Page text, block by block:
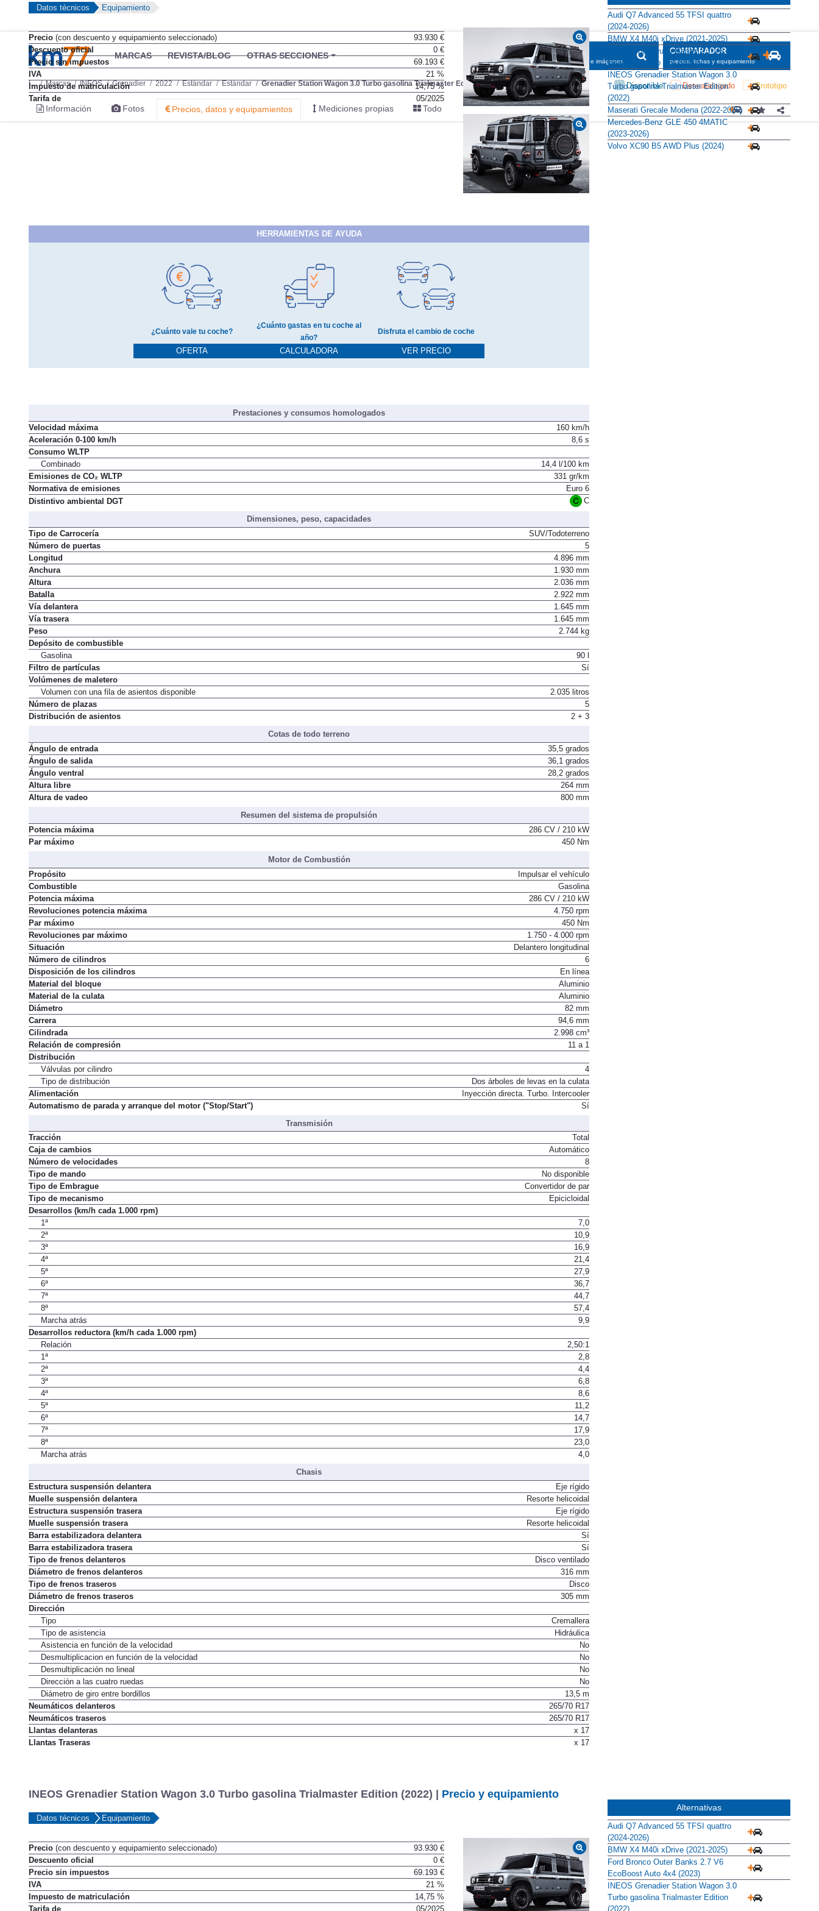
Precio(con descuento y equipamiento seleccionado)
93.930 €
Descuento oficial
0 €
Precio sin impuestos
69.193 €
IVA
21 %
Impuesto de matriculación
14,75 %
Tarifa de
05/2025
HERRAMIENTAS DE AYUDA
OFERTA
¿Cuánto gastas en tu coche al
año?
CALCULADORA VER PRECIO
Prestaciones y consumos homologados
Velocidad máxima
160 km/h
Aceleración 0-100 km/h
Consumo WLTP
Combinado
14,4 l/100 km
Emisiones de CO₂ WLTP
331 gr/km
Normativa de emisiones
Euro 6
Dimensiones, peso, capacidades
Tipo de Carrocería
SUV/Todoterreno
Número de puertas
5
Longitud
4.896 mm
Anchura
1.930 mm
Altura
2.036 mm
Batalla
2.922 mm
Vía delantera
1.645 mm
Vía trasera
1.645 mm
Peso
Depósito de combustible
Gasolina
90 l
Filtro de partículas
Volúmenes de maletero
Volumen con una fila de asientos disponible
2.035 litros
Número de plazas
5
Cotas de todo terreno
Ángulo de entrada
35,5 grados
Ángulo de salida
36,1 grados
Ángulo ventral
28,2 grados
Altura libre
264 mm
Resumen del sistema de propulsión
Potencia máxima
286 CV / 210 kW
Motor de Combustión
Propósito
Impulsar el vehículo
Combustible
Gasolina
Potencia máxima
286 CV / 210 kW
Revoluciones potencia máxima
4.750 rpm
Par máximo
450 Nm
Revoluciones par máximo
1.750 - 4.000 rpm
Situación
Delantero longitudinal
Número de cilindros
6
Disposición de los cilindros
En línea
Material del bloque
Aluminio
Material de la culata
Aluminio
Diámetro
82 mm
Carrera
94,6 mm
Cilindrada
2.998 cm³
Relación de compresión
Distribución
Válvulas por cilindro
4
Tipo de distribución
Dos árboles de levas en la culata
Alimentación
Inyección directa. Turbo. Intercooler
Transmisión
Tracción
Total
Caja de cambios
Automático
Número de velocidades
8
Tipo de mando
No disponible
Tipo de Embrague
Convertidor de par
Tipo de mecanismo
Desarrollos (km/h cada 1.000 rpm)
1ª
7,0
2ª
10,9
3ª
16,9
4ª
21,4
5ª
27,9
6ª
36,7
7ª
44,7
8ª
57,4
Marcha atrás
Desarrollos reductora (km/h cada 1.000 rpm)
Relación
2,50:1
1ª
2,8
2ª
4,4
3ª
6,8
4ª
8,6
5ª
11,2
6ª
14,7
7ª
17,9
8ª
23,0
Chasis
Estructura suspensión delantera
Eje rígido
Muelle suspensión delantera
Resorte helicoidal
Estructura suspensión trasera
Eje rígido
Muelle suspensión trasera
Resorte helicoidal
Barra estabilizadora delantera
Sí
Barra estabilizadora trasera
Sí
Tipo de frenos delanteros
Disco ventilado
Diámetro de frenos delanteros
316 mm
Tipo de frenos traseros
Disco
Diámetro de frenos traseros
Dirección
Tipo
Cremallera
Tipo de asistencia
Hidráulica
Asistencia en función de la velocidad
No
Desmultiplicacion en función de la velocidad
No
Desmultiplicación no lineal
No
Dirección a las cuatro ruedas
No
Diámetro de giro entre bordillos
13,5 m
Neumáticos delanteros
265/70 R17
Neumáticos traseros
265/70 R17
Llantas delanteras
x 17
Alternativas
Audi Q7 Advanced 55 TFSI quattro
(2024-2026)
BMW X4 M40i xDrive (2021-2025)
Ford Bronco Outer Banks 2.7 V6
EcoBoost Auto 4x4 (2023)
INEOS Grenadier Station Wagon 3.0
Turbo gasolina Trialmaster Edition
(2022)
Maserati Grecale Modena (2022-2026)
Mercedes-Benz GLE 450 4MATIC
(2023-2026)
INEOS Grenadier Station Wagon 3.0 Turbo gasolina Trialmaster Edition (2022) | Precio y equipamiento
Precio(con descuento y equipamiento seleccionado)
93.930 €
Descuento oficial
0 €
Precio sin impuestos
69.193 €
IVA
21 %
Impuesto de matriculación
14,75 %
Alternativas
Audi Q7 Advanced 55 TFSI quattro
(2024-2026)
BMW X4 M40i xDrive (2021-2025)
Ford Bronco Outer Banks 2.7 V6
EcoBoost Auto 4x4 (2023)
INEOS Grenadier Station Wagon 3.0
Turbo gasolina Trialmaster Edition